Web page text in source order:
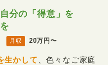
分の「得意」を
月収 20万円〜
生かして 、色々なご家庭